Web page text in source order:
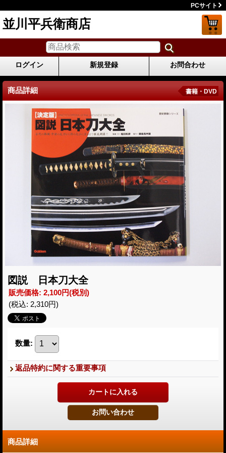
PCサイト
並川平兵衛商店
ログイン 新規登録 お問合わせ
商品詳細 書籍・DVD
図説 日本刀大全
販売価格: 2,100円(税別)
(税込: 2,310円)
数量:
返品特約に関する重要事項
商品詳細